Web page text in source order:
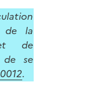
de la
de
de se
.